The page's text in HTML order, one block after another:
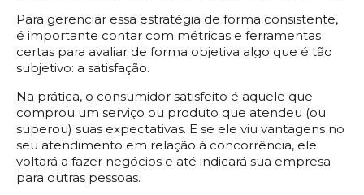
Para gerenciar essa estratégia de forma consistente,
é importante contar com métricas e ferramentas
certas para avaliar de forma objetiva algo que é tão
subjetivo: a satisfação.
Na prática, o consumidor satisfeito é aquele que
comprou um serviço ou produto que atendeu (ou
superou) suas expectativas. E se ele viu vantagens no
seu atendimento em relação à concorrência, ele
voltará a fazer negócios e até indicará sua empresa
para outras pessoas.